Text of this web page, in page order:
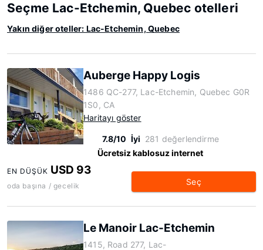
Seçme Lac-Etchemin, Quebec otelleri
Yakın diğer oteller: Lac-Etchemin, Quebec
Auberge Happy Logis
1486 QC-277, Lac-Etchemin, Quebec G0R
1S0, CA
Haritayı göster
7.8/10 İyi 281 değerlendirme
Ücretsiz kablosuz internet
EN DÜŞÜK USD 93
oda başına / gecelik Seç
Le Manoir Lac-Etchemin
1415, Road 277, Lac-